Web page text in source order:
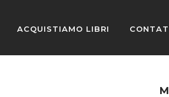
ACQUISTIAMO LIBRI